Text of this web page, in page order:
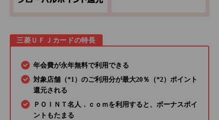
三菱ＵＦＪカードの特長
年会費が永年無料で利用できる
対象店舗（*1）のご利用分が最大20％（*2）ポイント
還元される
ＰＯＩＮＴ名人．ｃｏｍを利用すると、ボーナスポイ
ントもたまる